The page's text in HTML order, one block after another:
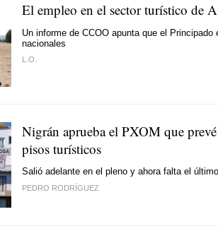
El empleo en el sector turístico de
Un informe de CCOO apunta que el
nacionales
L.O.
Nigrán aprueba el PXOM que
pisos turísticos
Salió adelante en el pleno y ahora falta el
PEDRO RODRÍGUEZ